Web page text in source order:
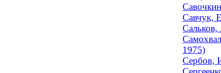
Савчук,
Сальков,
1975)
Сербов,